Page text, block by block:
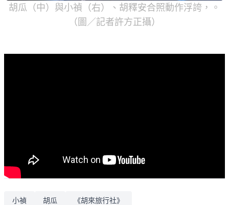
胡瓜（中）與小禎（右）、胡釋安合照動作浮誇，。
（圖／記者許方正攝）
小禎 胡瓜 《胡來旅行社》